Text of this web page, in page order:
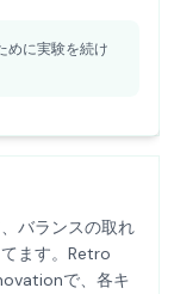
めに実験を続け
バランスの取れ
ます。Retro
で、各キ